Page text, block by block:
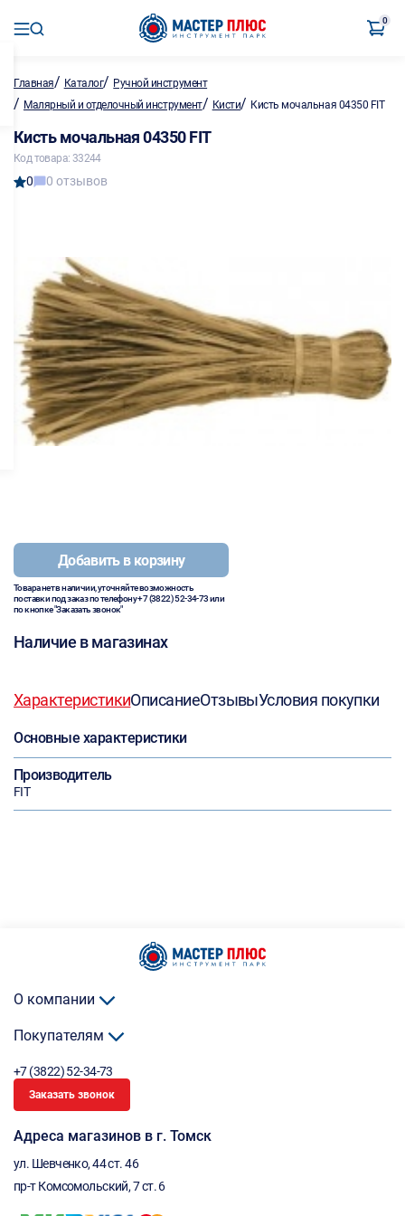
0
Главная/ Каталог/ Ручной инструмент
/ Малярный и отделочный инструмент/ Кисти/ Кисть мочальная 04350 FIT
Кисть мочальная 04350 FIT
Код товара: 33244
0 0 отзывов
Добавить в корзину
Товара нет в наличии, уточняйте возможность
поставки под заказ по телефону+7 (3822) 52-34-73или
по кнопке "Заказать звонок"
Наличие в магазинах
ХарактеристикиОписаниеОтзывыУсловия покупки
Основные характеристики
Производитель
FIT
О компании
Покупателям
+7 (3822) 52-34-73
Заказать звонок
Адреса магазинов в г. Томск
ул. Шевченко, 44 ст. 46
пр-т Комсомольский, 7 ст. 6